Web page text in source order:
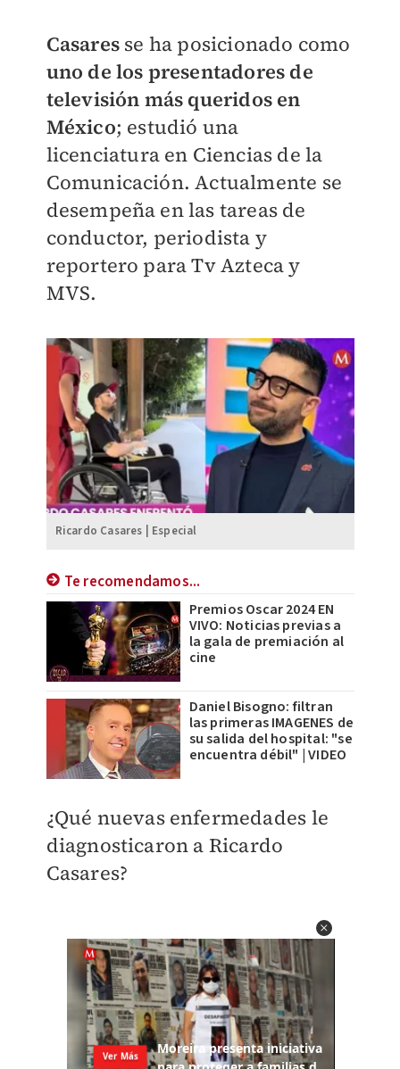
Casaresse ha posicionado como
uno de los presentadores de
televisión más queridos en
México; estudió una
licenciatura en Ciencias de la
Comunicación. Actualmente se
desempeña en las tareas de
conductor, periodista y
reportero para Tv Azteca y
MVS.
Ricardo Casares | Especial
Te recomendamos...
Premios Oscar 2024 EN
VIVO: Noticias previas a
la gala de premiación al
cine
Daniel Bisogno: filtran
las primeras IMAGENES de
su salida del hospital: "se
encuentra débil" | VIDEO
¿Qué nuevas enfermedades le
diagnosticaron a Ricardo
Casares?